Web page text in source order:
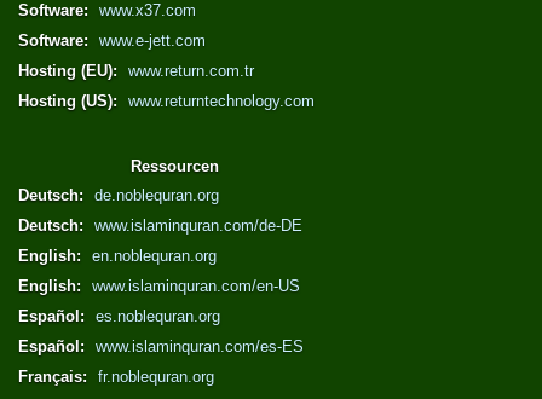
Software:
www.x37.com
Software:
www.e-jett.com
Hosting (EU):
www.return.com.tr
Hosting (US):
www.returntechnology.com
Ressourcen
Deutsch:
de.noblequran.org
Deutsch:
www.islaminquran.com/de-DE
English:
en.noblequran.org
English:
www.islaminquran.com/en-US
Español:
es.noblequran.org
Español:
www.islaminquran.com/es-ES
Français:
fr.noblequran.org